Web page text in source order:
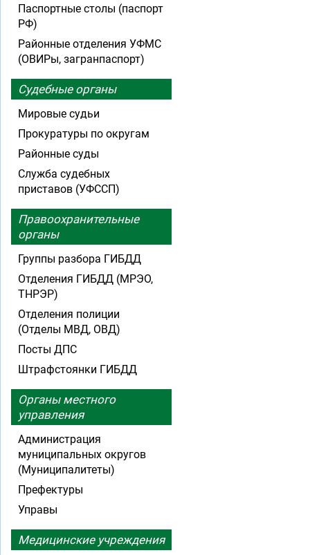
Паспортные столы (паспорт
РФ)
Районные отделения УФМС
(ОВИРы, загранпаспорт)
Судебные органы
Мировые судьи
Прокуратуры по округам
Районные суды
Служба судебных
приставов (УФССП)
Правоохранительные
органы
Группы разбора ГИБДД
Отделения ГИБДД (МРЭО,
ТНРЭР)
Отделения полиции
(Отделы МВД, ОВД)
Посты ДПС
Штрафстоянки ГИБДД
Органы местного
управления
Администрация
муниципальных округов
(Муниципалитеты)
Префектуры
Управы
Медицинские учреждения